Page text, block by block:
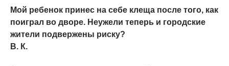
Мой ребенок принес на себе клеща после того, как
поиграл во дворе. Неужели теперь и городские
жители подвержены риску?
В. К.